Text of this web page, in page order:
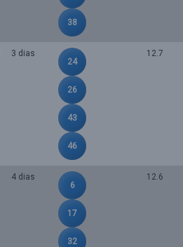
38
3 dias
24
26
43
46
12.7
4 dias
6
17
32
12.6